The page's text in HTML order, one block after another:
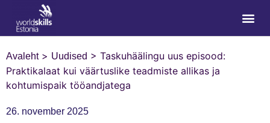
Avaleht> Uudised > Taskuhäälingu uus episood:
Praktikalaat kui väärtuslike teadmiste allikas ja
kohtumispaik tööandjatega
26. november 2025